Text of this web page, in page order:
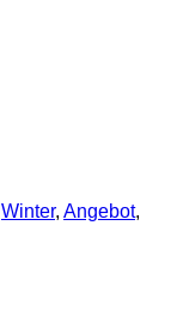
Winter, Angebot,